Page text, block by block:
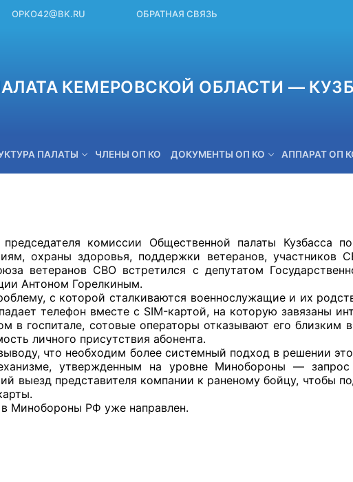
OPKO42@BK.RU ОБРАТНАЯ СВЯЗЬ
КЕМЕРОВСКОЙ ОБЛАСТИ —
ПАЛАТЫ ЧЛЕНЫ ОП КО ДОКУМЕНТЫ ОП КО АППАРАТ ОП
OPKO42@BK.RU ОБРАТНАЯ СВЯЗЬ
органах федеральных органов
комиссии Общественной палаты Кузбасса
охраны здоровья, поддержки ветеранов, участников
ветеранов СВО встретился с депутатом
Антоном Горелкиным.
с которой сталкиваются военнослужащие и их
телефон вместе с SIM-картой, на которую завязаны
в госпитале, сотовые операторы отказывают его близким
личного присутствия абонента.
что необходим более системный подход в решении
утвержденным на уровне Минобороны — запрос
выезд представителя компании к раненому бойцу, чтобы
Минобороны РФ уже направлен.